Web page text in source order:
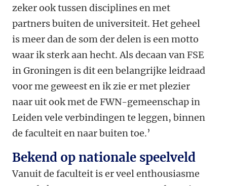
zeker ook tussen disciplines en met
partners buiten de universiteit. Het geheel
is meer dan de som der delen is een motto
waar ik sterk aan hecht. Als decaan van FSE
in Groningen is dit een belangrijke leidraad
voor me geweest en ik zie er met plezier
naar uit ook met de FWN-gemeenschap in
Leiden vele verbindingen te leggen, binnen
de faculteit en naar buiten toe.’
Bekend op nationale speelveld
Vanuit de faculteit is er veel enthousiasme